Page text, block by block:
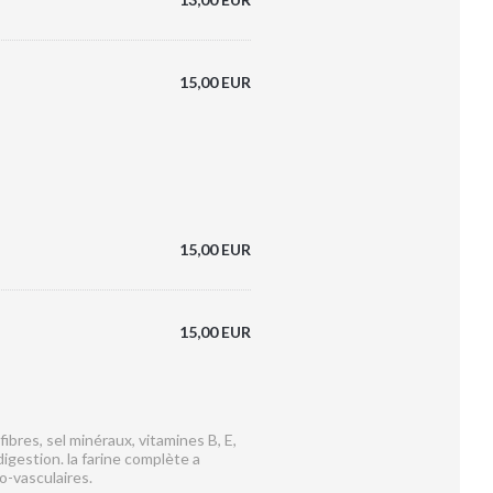
15,00 EUR
15,00 EUR
15,00 EUR
sel minéraux, vitamines B, E,
la farine complète a
vasculaires.